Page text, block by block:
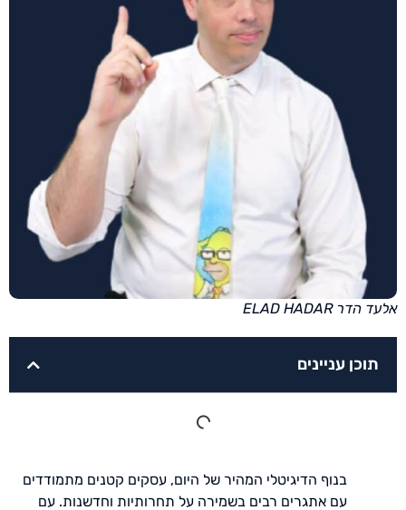
אלעד הדר ELAD HADAR
תוכן עניינים
בנוף הדיגיטלי המהיר של היום, עסקים קטנים מתמודדים
עם אתגרים רבים בשמירה על תחרותיות וחדשנות. עם